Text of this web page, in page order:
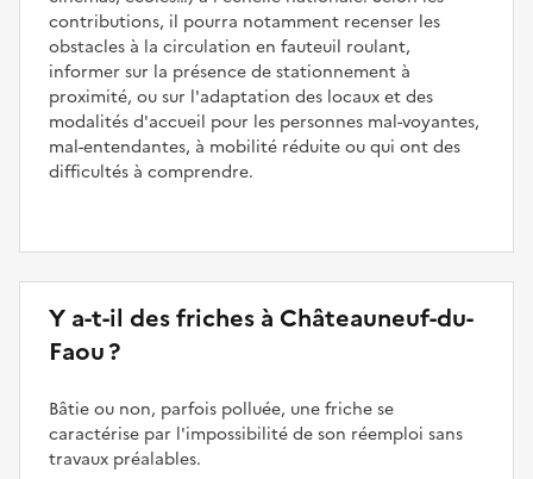
contributions, il pourra notamment recenser les
obstacles à la circulation en fauteuil roulant,
informer sur la présence de stationnement à
proximité, ou sur l'adaptation des locaux et des
modalités d'accueil pour les personnes mal-voyantes,
mal-entendantes, à mobilité réduite ou qui ont des
difficultés à comprendre.
Y a-t-il des friches à Châteauneuf-du-
Faou ?
Bâtie ou non, parfois polluée, une friche se
caractérise par l'impossibilité de son réemploi sans
travaux préalables.